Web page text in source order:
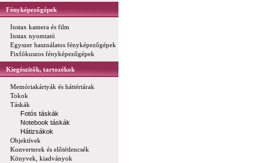
Fényképezőgépek
Instax kamera és film
Instax nyomtató
Egyszer használatos fényképezőgépek
Fixfókuszos fényképezőgépek
Kiegészítők, tartozékok
Memóriakártyák és háttértárak
Tokok
Táskák
Fotós táskák
Notebook táskák
Hátizsákok
Objektívek
Konverterek és előtétlencsék
Könyvek, kiadványok